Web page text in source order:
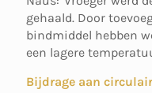
gehaald. Door
bindmiddel hebben
een lagere
Bijdrage aan